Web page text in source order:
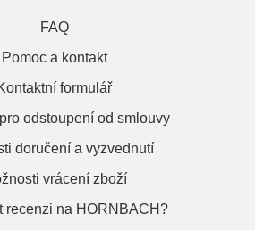
FAQ
Pomoc a kontakt
formulář
odstoupení od smlouvy
doručení a vyzvednutí
vrácení zboží
recenzi na HORNBACH?